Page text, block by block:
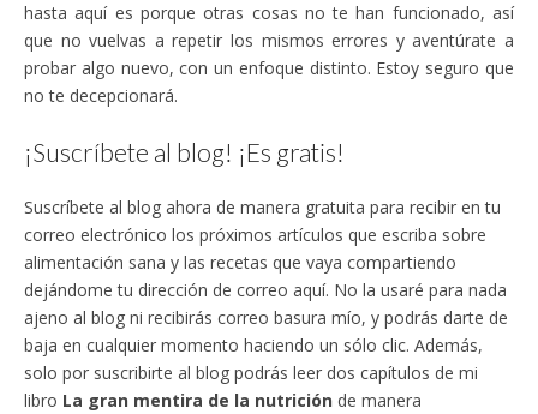
hasta aquí es porque otras cosas no te han funcionado, así
que no vuelvas a repetir los mismos errores y aventúrate a
probar algo nuevo, con un enfoque distinto. Estoy seguro que
no te decepcionará.
¡Suscríbete al blog! ¡Es gratis!
Suscríbete al blog ahora de manera gratuita para recibir en tu
correo electrónico los próximos artículos que escriba sobre
alimentación sana y las recetas que vaya compartiendo
dejándome tu dirección de correo aquí. No la usaré para nada
ajeno al blog ni recibirás correo basura mío, y podrás darte de
baja en cualquier momento haciendo un sólo clic. Además,
solo por suscribirte al blog podrás leer dos capítulos de mi
libro La gran mentira de la nutrición de manera